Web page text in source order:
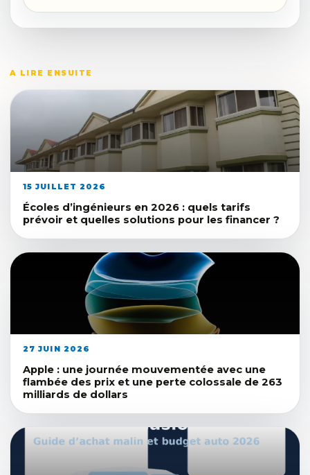
A LIRE ENSUITE
15 JUILLET 2026
Écoles d’ingénieurs en 2026 : quels tarifs
prévoir et quelles solutions pour les financer ?
27 JUIN 2026
Apple : une journée mouvementée avec une
flambée des prix et une perte colossale de 263
milliards de dollars